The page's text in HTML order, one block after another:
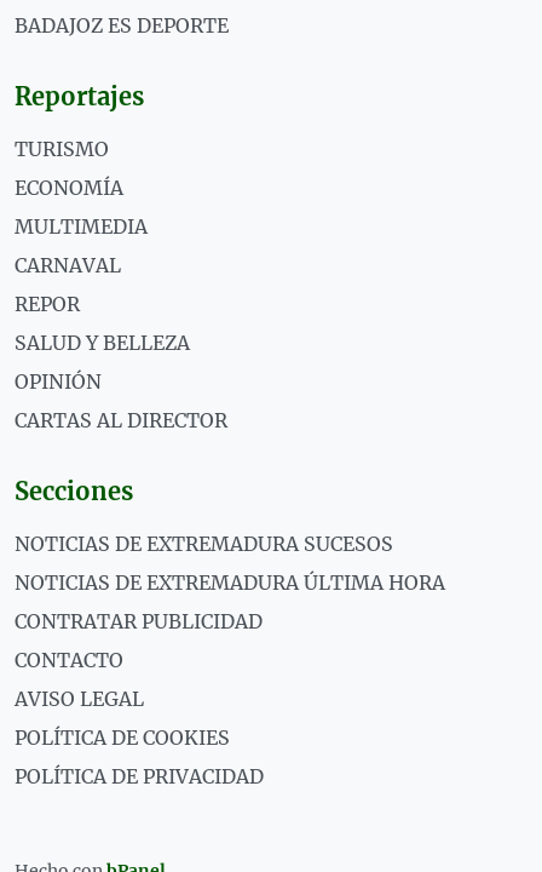
BADAJOZ ES DEPORTE
Reportajes
TURISMO
ECONOMÍA
MULTIMEDIA
CARNAVAL
REPOR
SALUD Y BELLEZA
OPINIÓN
CARTAS AL DIRECTOR
Secciones
NOTICIAS DE EXTREMADURA SUCESOS
NOTICIAS DE EXTREMADURA ÚLTIMA HORA
CONTRATAR PUBLICIDAD
CONTACTO
AVISO LEGAL
POLÍTICA DE COOKIES
POLÍTICA DE PRIVACIDAD